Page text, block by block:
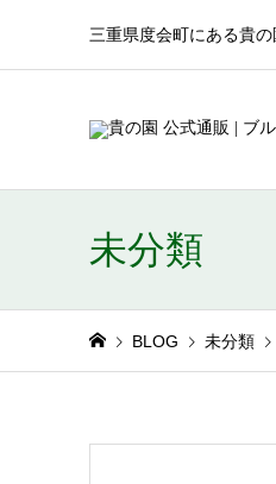
三重県度会町にある貴
未分類
BLOG 未分類